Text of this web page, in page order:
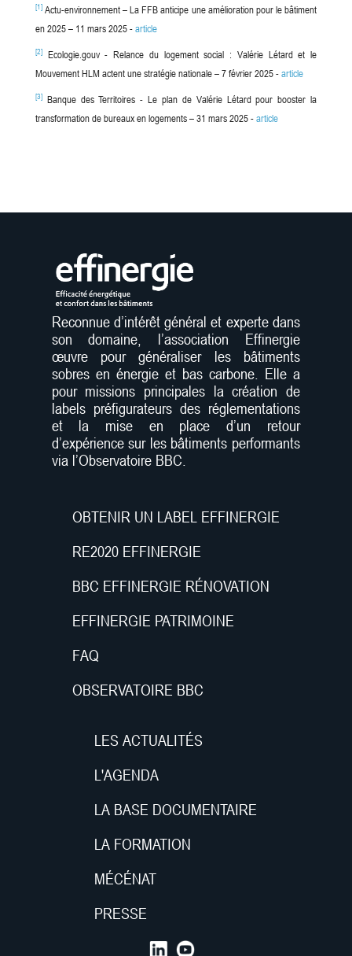
[1]Actu-environnement – La FFB anticipe une amélioration pour le bâtiment
en 2025 – 11 mars 2025 -article
[2]Ecologie.gouv - Relance du logement social : Valérie Létard et le
Mouvement HLM actent une stratégie nationale – 7 février 2025 -article
[3]Banque des Territoires - Le plan de Valérie Létard pour booster la
transformation de bureaux en logements – 31 mars 2025 -article
Reconnue d’intérêt général et experte dans
son domaine, l’association Effinergie
œuvre pour généraliser les bâtiments
sobres en énergie et bas carbone. Elle a
pour missions principales la création de
labels préfigurateurs des réglementations
et la mise en place d’un retour
d’expérience sur les bâtiments performants
via l’Observatoire BBC.
OBTENIR UN LABEL EFFINERGIE
RE2020 EFFINERGIE
BBC EFFINERGIE RÉNOVATION
EFFINERGIE PATRIMOINE
FAQ
OBSERVATOIRE BBC
LES ACTUALITÉS
L'AGENDA
LA BASE DOCUMENTAIRE
LA FORMATION
MÉCÉNAT
PRESSE